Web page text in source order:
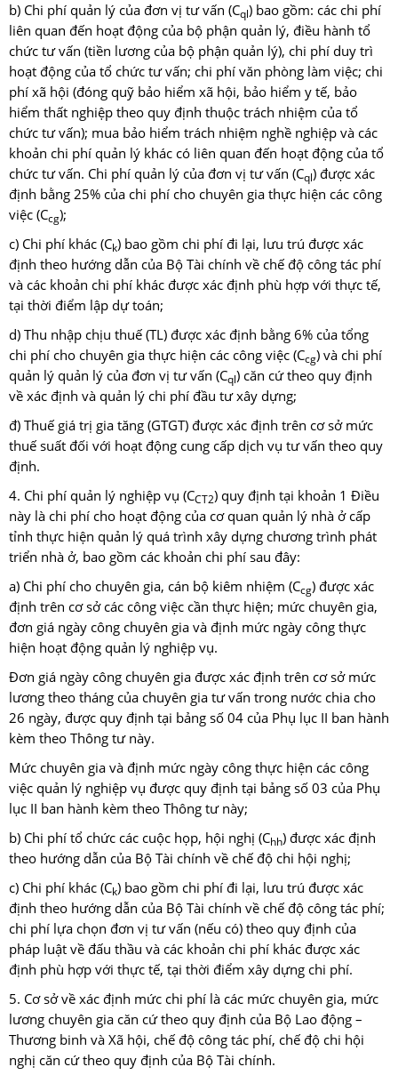
b) Chi phí quản lý của đơn vị tư vấn (Cql) bao gồm: các chi phí
liên quan đến hoạt động của bộ phận quản lý, điều hành tổ
chức tư vấn (tiền lương của bộ phận quản lý), chi phí duy trì
hoạt động của tổ chức tư vấn; chi phí văn phòng làm việc; chi
phí xã hội (đóng quỹ bảo hiểm xã hội, bảo hiểm y tế, bảo
hiểm thất nghiệp theo quy định thuộc trách nhiệm của tổ
chức tư vấn); mua bảo hiểm trách nhiệm nghề nghiệp và các
khoản chi phí quản lý khác có liên quan đến hoạt động của tổ
chức tư vấn. Chi phí quản lý của đơn vị tư vấn (Cql) được xác
định bằng 25% của chi phí cho chuyên gia thực hiện các công
việc (Ccg);
c) Chi phí khác (Ck) bao gồm chi phí đi lại, lưu trú được xác
định theo hướng dẫn của Bộ Tài chính về chế độ công tác phí
và các khoản chi phí khác được xác định phù hợp với thực tế,
tại thời điểm lập dự toán;
d) Thu nhập chịu thuế (TL) được xác định bằng 6% của tổng
chi phí cho chuyên gia thực hiện các công việc (Ccg) và chi phí
quản lý quản lý của đơn vị tư vấn (Cql) căn cứ theo quy định
về xác định và quản lý chi phí đầu tư xây dựng;
đ) Thuế giá trị gia tăng (GTGT) được xác định trên cơ sở mức
thuế suất đối với hoạt động cung cấp dịch vụ tư vấn theo quy
định.
4. Chi phí quản lý nghiệp vụ (CCT2) quy định tại khoản 1 Điều
này là chi phí cho hoạt động của cơ quan quản lý nhà ở cấp
tỉnh thực hiện quản lý quá trình xây dựng chương trình phát
triển nhà ở, bao gồm các khoản chi phí sau đây:
a) Chi phí cho chuyên gia, cán bộ kiêm nhiệm (Ccg) được xác
định trên cơ sở các công việc cần thực hiện; mức chuyên gia,
đơn giá ngày công chuyên gia và định mức ngày công thực
hiện hoạt động quản lý nghiệp vụ.
Đơn giá ngày công chuyên gia được xác định trên cơ sở mức
lương theo tháng của chuyên gia tư vấn trong nước chia cho
26 ngày, được quy định tại bảng số 04 của Phụ lục II ban hành
kèm theo Thông tư này.
Mức chuyên gia và định mức ngày công thực hiện các công
việc quản lý nghiệp vụ được quy định tại bảng số 03 của Phụ
lục II ban hành kèm theo Thông tư này;
b) Chi phí tổ chức các cuộc họp, hội nghị (Chh) được xác định
theo hướng dẫn của Bộ Tài chính về chế độ chi hội nghị;
c) Chi phí khác (Ck) bao gồm chi phí đi lại, lưu trú được xác
định theo hướng dẫn của Bộ Tài chính về chế độ công tác phí;
chi phí lựa chọn đơn vị tư vấn (nếu có) theo quy định của
pháp luật về đấu thầu và các khoản chi phí khác được xác
định phù hợp với thực tế, tại thời điểm xây dựng chi phí.
5. Cơ sở về xác định mức chi phí là các mức chuyên gia, mức
lương chuyên gia căn cứ theo quy định của Bộ Lao động –
Thương binh và Xã hội, chế độ công tác phí, chế độ chi hội
nghị căn cứ theo quy định của Bộ Tài chính.